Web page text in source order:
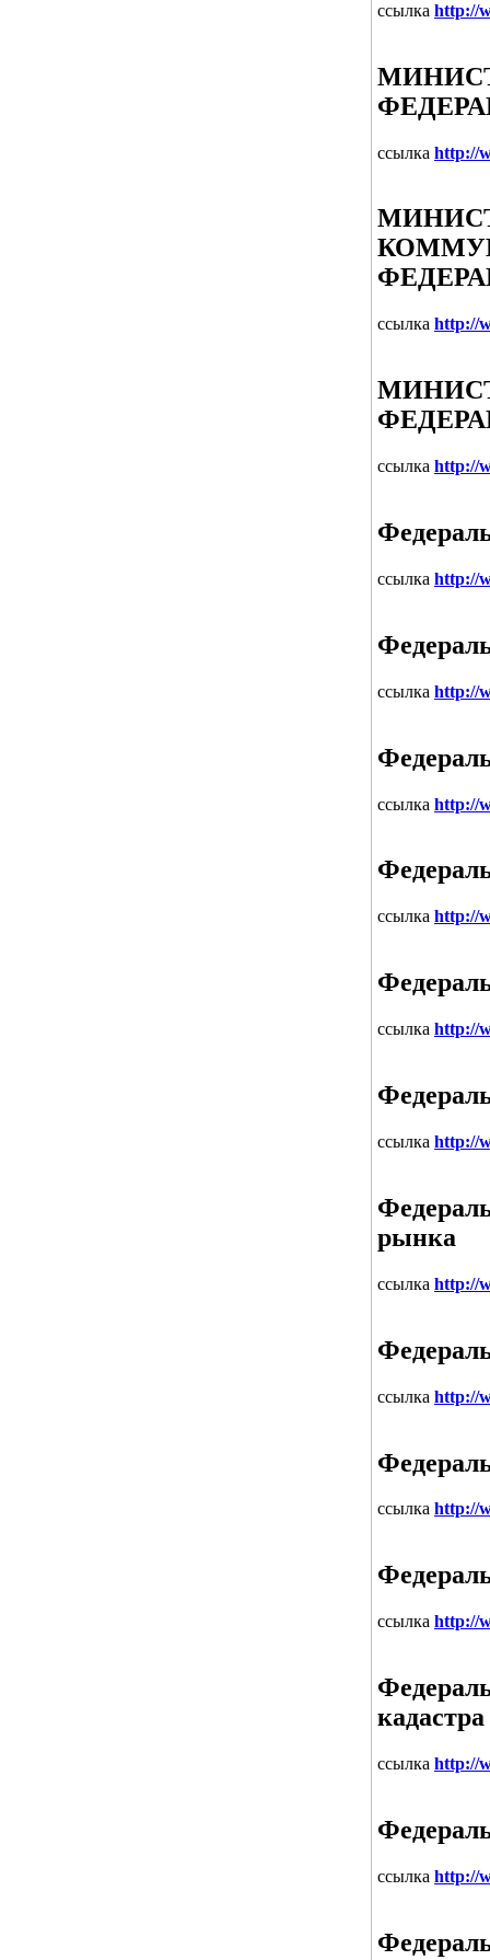
ссылка http://
ссылка http://
ссылка http://
ссылка http://
ссылка http://
ссылка http://
ссылка http://
ссылка http://
ссылка http://
ссылка http://
рынка
ссылка http://
ссылка http://
ссылка http://
ссылка http://
ссылка http://
ссылка http://